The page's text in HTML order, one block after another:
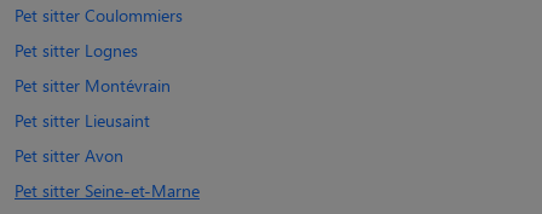
Pet sitter Coulommiers
Pet sitter Lognes
Pet sitter Montévrain
Pet sitter Lieusaint
Pet sitter Avon
Pet sitter Seine-et-Marne